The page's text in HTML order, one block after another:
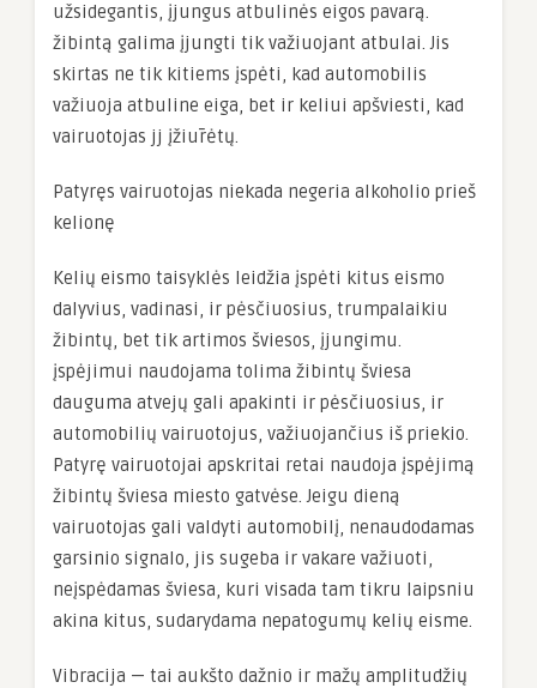
užsidegantis, įjungus atbulinės eigos pavarą.
žibintą galima įjungti tik važiuojant atbulai. Jis
skirtas ne tik kitiems įspėti, kad automobilis
važiuoja atbuline eiga, bet ir keliui apšviesti, kad
vairuotojas jj įžiūrėtų.
Patyręs vairuotojas niekada negeria alkoholio prieš
kelionę
Kelių eismo taisyklės leidžia įspėti kitus eismo
dalyvius, vadinasi, ir pėsčiuosius, trumpalaikiu
žibintų, bet tik artimos šviesos, įjungimu.
įspėjimui naudojama tolima žibintų šviesa
dauguma atvejų gali apakinti ir pėsčiuosius, ir
automobilių vairuotojus, važiuojančius iš priekio.
Patyrę vairuotojai apskritai retai naudoja įspėjimą
žibintų šviesa miesto gatvėse. Jeigu dieną
vairuotojas gali valdyti automobilį, nenaudodamas
garsinio signalo, jis sugeba ir vakare važiuoti,
neįspėdamas šviesa, kuri visada tam tikru laipsniu
akina kitus, sudarydama nepatogumų kelių eisme.
Vibracija — tai aukšto dažnio ir mažų amplitudžių